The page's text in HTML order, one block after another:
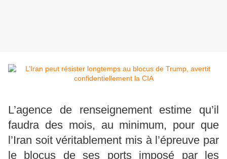
L’agence de renseignement estime qu’il
faudra des mois, au minimum, pour que
l’Iran soit véritablement mis à l’épreuve par
le blocus de ses ports imposé par les